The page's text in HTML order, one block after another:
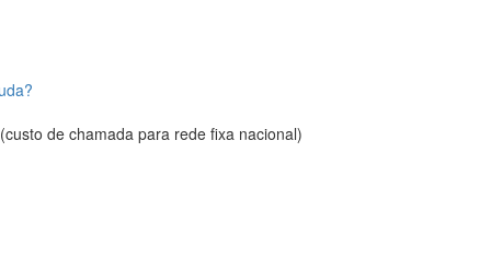
de chamada para rede fixa nacional)